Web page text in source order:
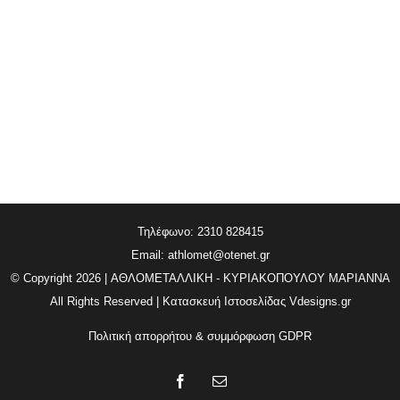
Τηλέφωνο: 2310 828415
Email: athlomet@otenet.gr
© Copyright 2026 | ΑΘΛΟΜΕΤΑΛΛΙΚΗ - ΚΥΡΙΑΚΟΠΟΥΛΟΥ ΜΑΡΙΑΝΝΑ
All Rights Reserved | Κατασκευή Ιστοσελίδας Vdesigns.gr
Πολιτική απορρήτου & συμμόρφωση GDPR
FacebookEmail